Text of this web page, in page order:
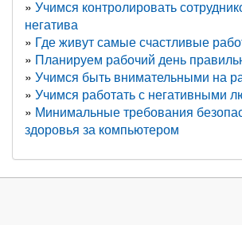
Учимся контролировать
негатива
Где живут самые счастливые
Планируем рабочий день
Учимся быть внимательными на
Учимся работать с негативными
Минимальные требования
здоровья за компьютером